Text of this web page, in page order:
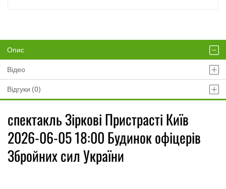
Опис
Відео
Відгуки (0)
спектакль Зіркові Пристрасті Київ
2026-06-05 18:00 Будинок офіцерів
Збройних сил України